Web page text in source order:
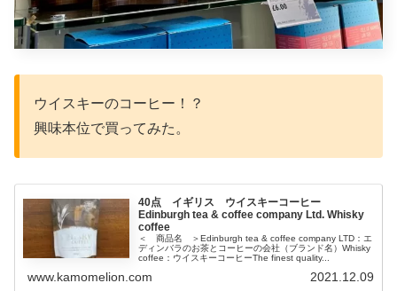
ウイスキーのコーヒー！？
興味本位で買ってみた。
40点 イギリス ウイスキーコーヒー
Edinburgh tea & coffee company Ltd. Whisky
coffee
＜ 商品名 ＞Edinburgh tea & coffee company LTD：エ
ディンバラのお茶とコーヒーの会社（ブランド名）Whisky
coffee：ウイスキーコーヒーThe finest quality...
www.kamomelion.com 2021.12.09